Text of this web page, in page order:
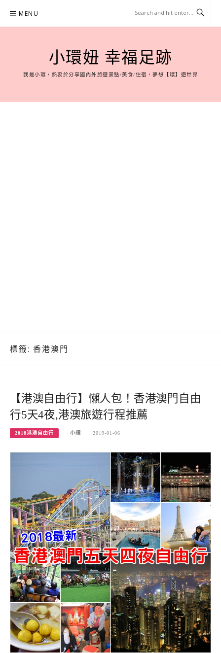
content
MENU
小環妞 幸福足跡
我是小環，熱衷於分享國內外旅遊景點/美食/住宿，夢想【環】遊世界
標籤: 香港澳門
【港澳自由行】懶人包！香港澳門自由
行5天4夜,港澳旅遊行程推薦
2018港澳自由行 小環 2019-01-06